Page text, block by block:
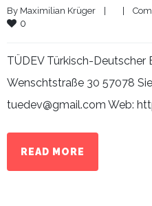
By Maximilian Krüger
0
TÜDEV Türkisch-Deutscher
Wenschtstraße 30 57078
tuedev@gmail.com Web:
READ MORE